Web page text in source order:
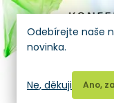
Odebírejte naše
novinka.
Ano,
Ne, děkuji